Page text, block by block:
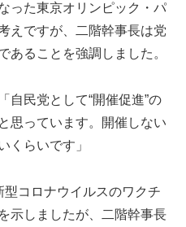
った東京オリンピック・パ
えですが、二階幹事長は党
あることを強調しました。
自民党として“開催促進”の
思っています。開催しない
くらいです」
コロナウイルスのワクチ
示しましたが、二階幹事長